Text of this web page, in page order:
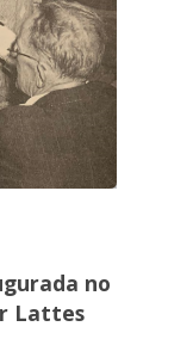
no
Lattes